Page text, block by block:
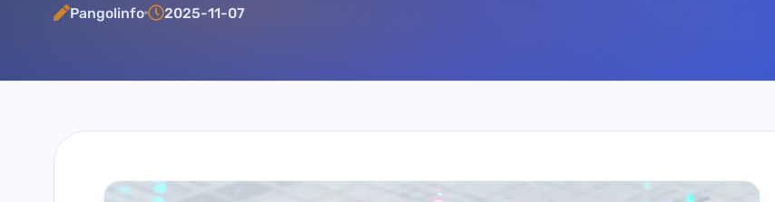
Pangolinfo 2025-11-07